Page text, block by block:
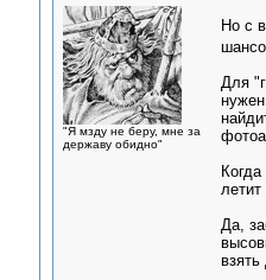
"Я мзду не беру, мне за
державу обидно"
Но с
Для
Да,